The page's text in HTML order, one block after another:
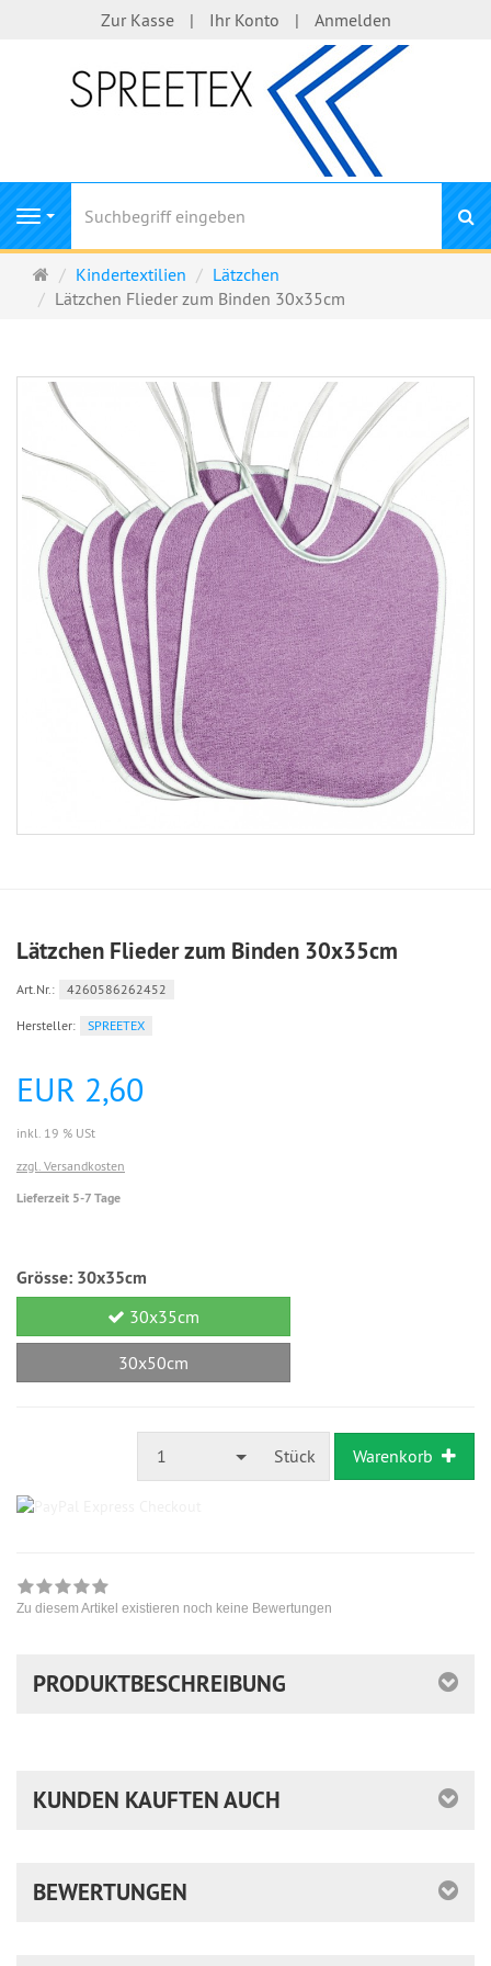
Zur Kasse Ihr Konto Anmelden
Navigation
Startseite
Kindertextilien
Lätzchen
Lätzchen Flieder zum Binden 30x35cm
Lätzchen Flieder zum Binden 30x35cm
Art.Nr.: 4260586262452
Hersteller: SPREETEX
EUR 2,60
inkl. 19 % USt
zzgl. Versandkosten
Lieferzeit 5-7 Tage
Grösse: 30x35cm
30x35cm
30x50cm
1 Stück Warenkorb
Zu diesem Artikel existieren noch keine Bewertungen
PRODUKTBESCHREIBUNG
KUNDEN KAUFTEN AUCH
BEWERTUNGEN